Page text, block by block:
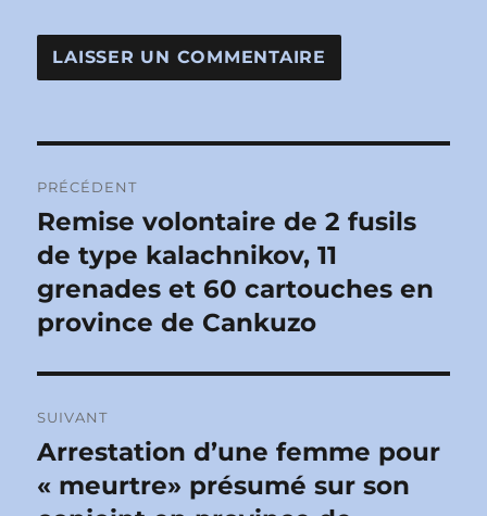
de
l’article
PRÉCÉDENT
Publication
précédente :
Remise volontaire de 2 fusils
de type kalachnikov, 11
grenades et 60 cartouches en
province de Cankuzo
SUIVANT
Publication
suivante :
Arrestation d’une femme pour
« meurtre» présumé sur son